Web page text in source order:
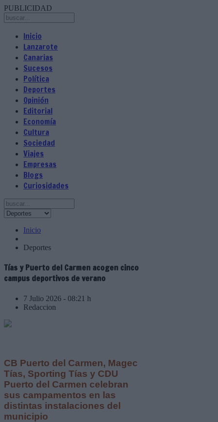
PUBLICIDAD
Inicio
Lanzarote
Canarias
Sucesos
Política
Deportes
Opinión
Editorial
Economía
Cultura
Sociedad
Viajes
Empresas
Blogs
Curiosidades
Inicio
Deportes
Tías y Puerto del Carmen acogen cinco
campus deportivos de verano
7 Julio 2026 - 08:21 h
Redaccion
CB Puerto del Carmen, Magec
Tías, Sporting Tías y CDU
Puerto del Carmen celebran
sus campamentos en las
distintas instalaciones del
municipio